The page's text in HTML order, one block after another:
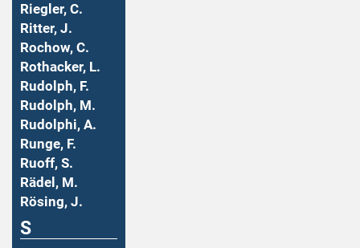
Riegler, C.
Ritter, J.
Rochow, C.
Rothacker, L.
Rudolph, F.
Rudolph, M.
Rudolphi, A.
Runge, F.
Ruoff, S.
Rädel, M.
Rösing, J.
S